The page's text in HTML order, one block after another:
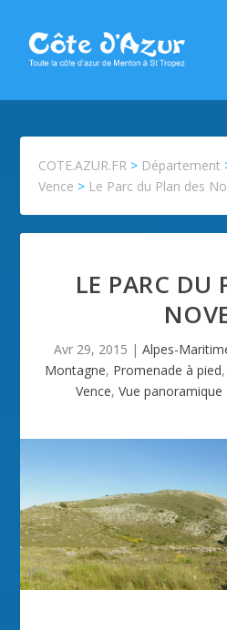
COTE.AZUR.FR > Département
Vence > Le Parc du Plan des
LE PARC DU
Avr 29, 2015 | Alpes-
Montagne, Promenade à pied,
Vence, Vue panoramique